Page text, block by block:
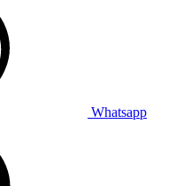
Whatsapp